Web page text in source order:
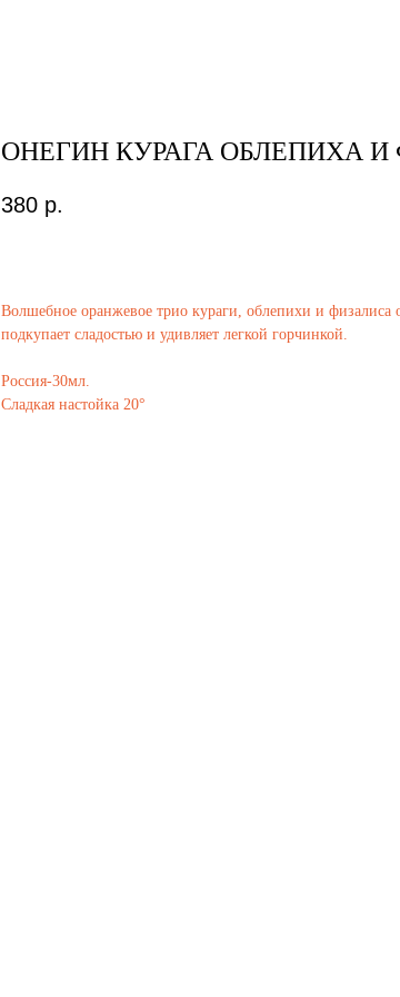
ОНЕГИН КУРАГА ОБЛЕПИХА И
380 р.
Волшебное оранжевое трио кураги, облепихи и физалиса
подкупает сладостью и удивляет легкой горчинкой.
Россия-30мл.
Сладкая настойка 20°